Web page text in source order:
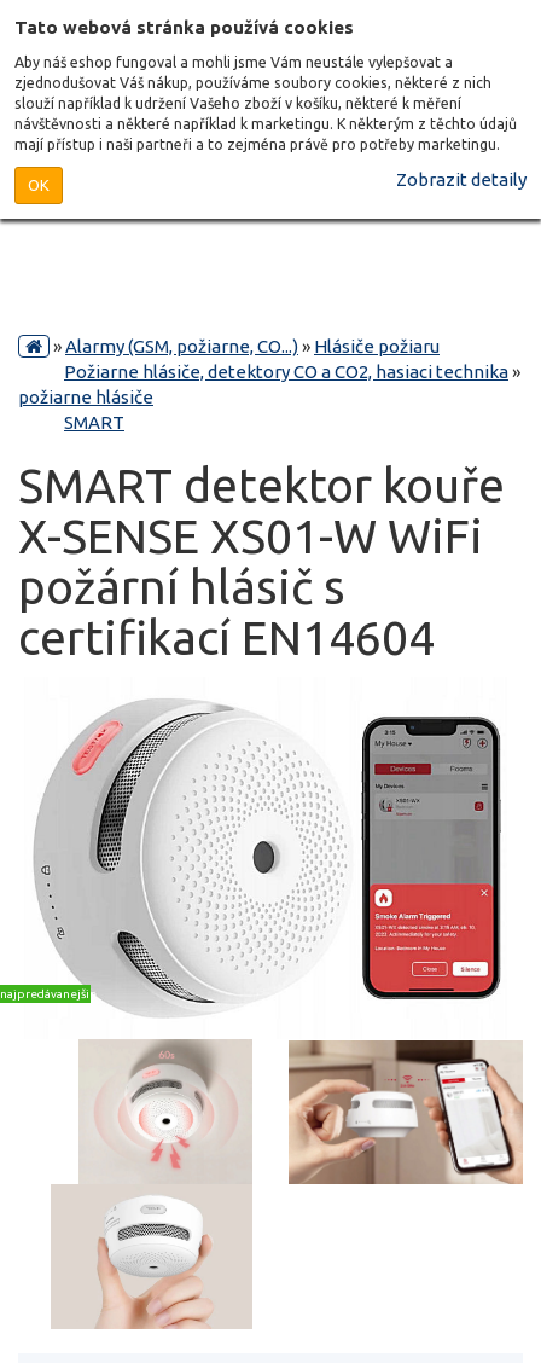
Tato webová stránka používá cookies
Aby náš eshop fungoval a mohli jsme Vám neustále vylepšovat a
zjednodušovat Váš nákup, používáme soubory cookies, některé z nich
slouží například k udržení Vašeho zboží v košíku, některé k měření
návštěvnosti a některé například k marketingu. K některým z těchto údajů
mají přístup i naši partneři a to zejména právě pro potřeby marketingu.
OK Zobrazit detaily
»Alarmy (GSM, požiarne, CO...)» Hlásiče požiaru
Požiarne hlásiče, detektory CO a CO2, hasiaci technika»
požiarne hlásiče
SMART
SMART detektor kouře
X-SENSE XS01-W WiFi
požární hlásič s
certifikací EN14604
najpredávanejšie